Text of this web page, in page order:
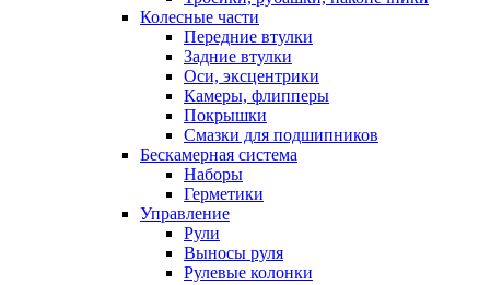
Колесные части
Передние втулки
Задние втулки
Оси, эксцентрики
Камеры, флипперы
Покрышки
Смазки для подшипников
Бескамерная система
Наборы
Герметики
Управление
Рули
Выносы руля
Рулевые колонки